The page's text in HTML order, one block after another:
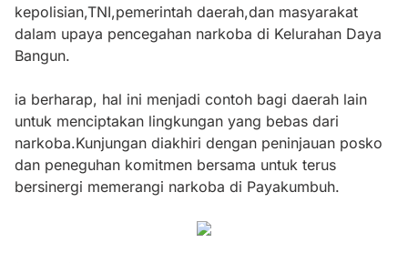
kepolisian,TNI,pemerintah daerah,dan masyarakat
dalam upaya pencegahan narkoba di Kelurahan Daya
Bangun.
ia berharap, hal ini menjadi contoh bagi daerah lain
untuk menciptakan lingkungan yang bebas dari
narkoba.Kunjungan diakhiri dengan peninjauan posko
dan peneguhan komitmen bersama untuk terus
bersinergi memerangi narkoba di Payakumbuh.